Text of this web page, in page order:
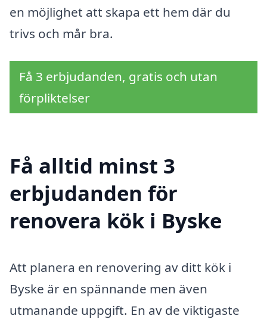
en möjlighet att skapa ett hem där du
trivs och mår bra.
Få 3 erbjudanden, gratis och utan
förpliktelser
Få alltid minst 3
erbjudanden för
renovera kök i Byske
Att planera en renovering av ditt kök i
Byske är en spännande men även
utmanande uppgift. En av de viktigaste